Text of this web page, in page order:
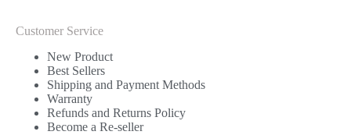
Customer Service
New Product
Best Sellers
Shipping and Payment Methods
Warranty
Refunds and Returns Policy
Become a Re-seller